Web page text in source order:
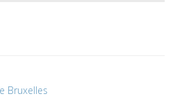
Bruxelles